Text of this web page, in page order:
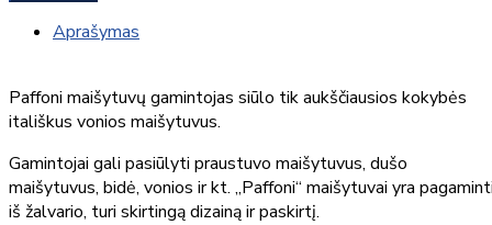
Aprašymas
Paffoni maišytuvų gamintojas siūlo tik aukščiausios kokybės
itališkus vonios maišytuvus.
Gamintojai gali pasiūlyti praustuvo maišytuvus, dušo
maišytuvus, bidė, vonios ir kt. „Paffoni“ maišytuvai yra
iš žalvario, turi skirtingą dizainą ir paskirtį.